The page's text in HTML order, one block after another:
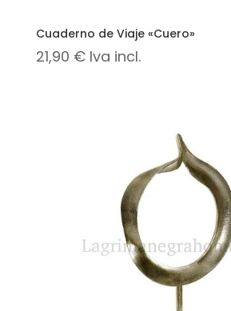
Cuaderno de Viaje «Cuero»
21,90 € Iva incl.